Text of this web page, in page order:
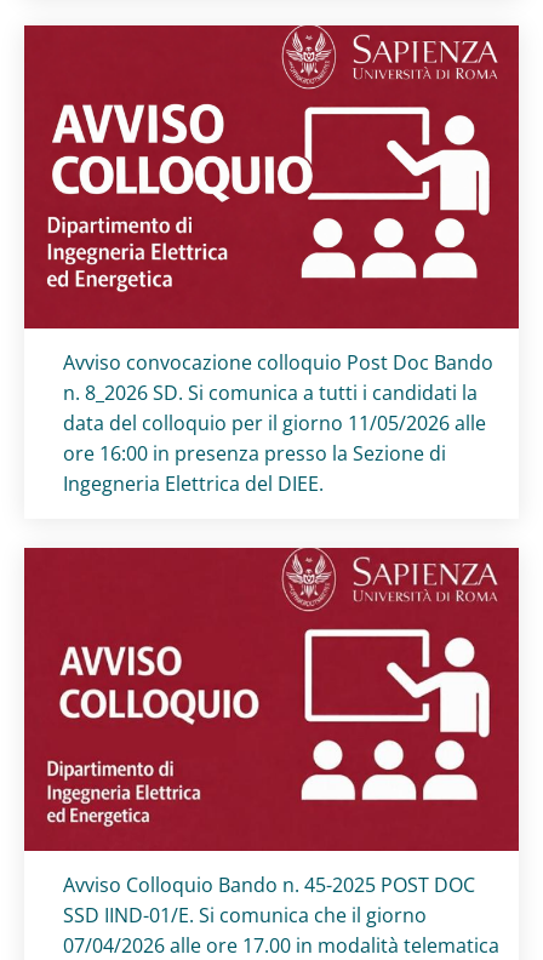
Titolo card:
Avviso convocazione colloquio Post Doc Bando
n. 8_2026 SD. Si comunica a tutti i candidati la
data del colloquio per il giorno 11/05/2026 alle
ore 16:00 in presenza presso la Sezione di
Ingegneria Elettrica del DIEE.
Titolo card:
Avviso Colloquio Bando n. 45-2025 POST DOC
SSD IIND-01/E. Si comunica che il giorno
07/04/2026 alle ore 17.00 in modalità telematica